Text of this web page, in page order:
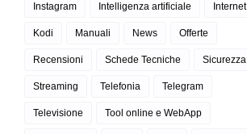
Instagram Intelligenza artificiale Internet
Kodi Manuali News Offerte
Recensioni Schede Tecniche Sicurezza
Streaming Telefonia Telegram
Televisione Tool online e WebApp